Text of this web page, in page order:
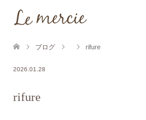
ブログ rifure
2026.01.28
rifure